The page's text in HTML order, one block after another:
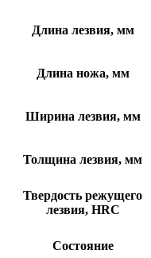
Длина лезвия, мм
Длина ножа, мм
Ширина лезвия, мм
Толщина лезвия, мм
Твердость режущего
лезвия, HRC
Состояние